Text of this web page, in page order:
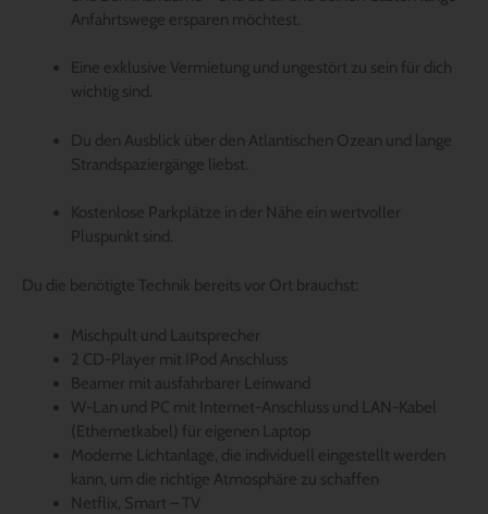
Anfahrtswege ersparen möchtest.
Eine exklusive Vermietung und ungestört zu sein für dich
wichtig sind.
Du den Ausblick über den Atlantischen Ozean und lange
Strandspaziergänge liebst.
Kostenlose Parkplätze in der Nähe ein wertvoller
Pluspunkt sind.
Du die benötigte Technik bereits vor Ort brauchst:
Mischpult und Lautsprecher
2 CD-Player mit IPod Anschluss
Beamer mit ausfahrbarer Leinwand
W-Lan und PC mit Internet-Anschluss und LAN-Kabel
(Ethernetkabel) für eigenen Laptop
Moderne Lichtanlage, die individuell eingestellt werden
kann, um die richtige Atmosphäre zu schaffen
Netflix, Smart – TV